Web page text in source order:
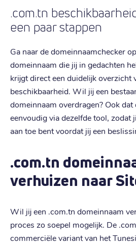
.com.tn
een paar stappen
Ga naar de domeinnaamchecker
domeinnaam die jij in gedachten
krijgt direct een duidelijk overzicht
beschikbaarheid. Wil jij een
domeinnaam overdragen? Ook
eenvoudig via dezelfde tool, zodat
aan toe bent voordat jij een
.com.tn
verhuizen naar
Wil jij een .com.tn domeinnaam
proces zo soepel mogelijk. De
commerciële variant van het